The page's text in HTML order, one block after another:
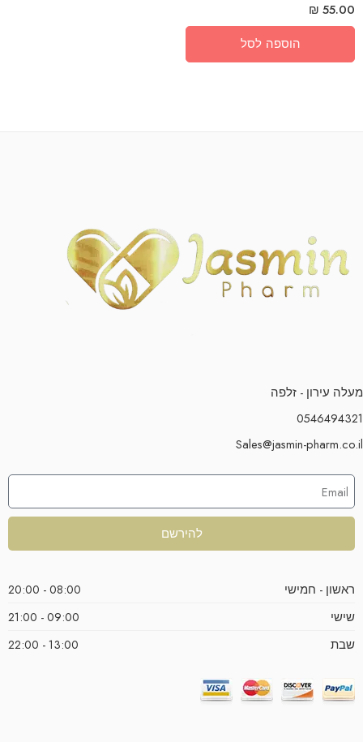
55.00
₪
הוספה לסל
מעלה עירון - זלפה
0546494321
Sales@jasmin-pharm.co.il
להירשם
ראשון - חמישי
08:00 - 20:00
שישי
09:00 - 21:00
שבת
13:00 - 22:00